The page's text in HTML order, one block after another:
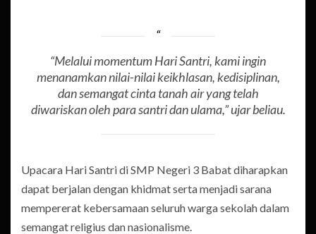
“Melalui momentum Hari Santri, kami ingin
menanamkan nilai-nilai keikhlasan, kedisiplinan,
dan semangat cinta tanah air yang telah
diwariskan oleh para santri dan ulama,”ujar beliau.
Upacara Hari Santri di SMP Negeri 3 Babat diharapkan
dapat berjalan dengan khidmat serta menjadi sarana
mempererat kebersamaan seluruh warga sekolah dalam
semangat religius dan nasionalisme.